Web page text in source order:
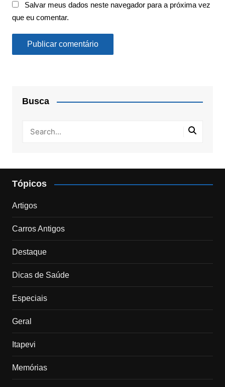
Salvar meus dados neste navegador para a próxima vez
que eu comentar.
Busca
Tópicos
Artigos
Carros Antigos
Destaque
Dicas de Saúde
Especiais
Geral
Itapevi
Memórias